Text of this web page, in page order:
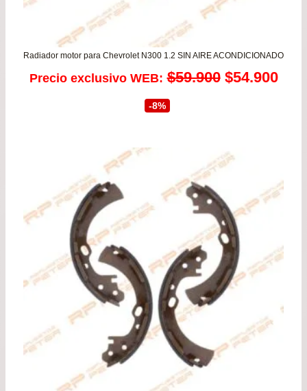
Radiador motor para Chevrolet N300 1.2 SIN AIRE ACONDICIONADO
Precio exclusivo WEB: $59.900 El
era:
$59.900.
$54.900El
-8%